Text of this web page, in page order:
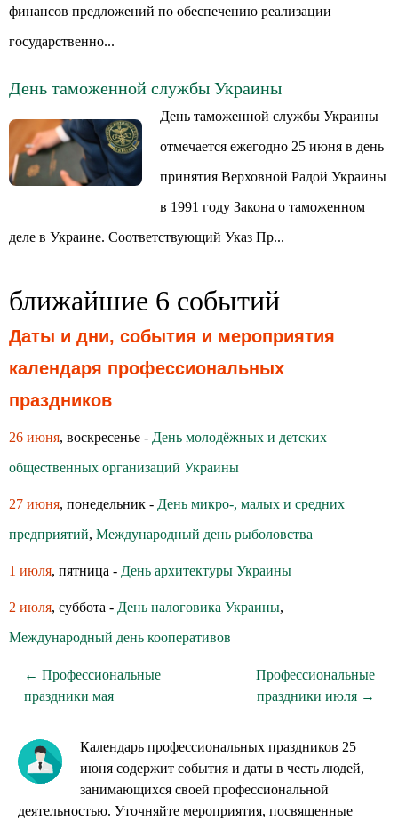
финансов предложений по обеспечению реализации
государственно...
День таможенной службы Украины
День таможенной службы Украины
отмечается ежегодно 25 июня в день
принятия Верховной Радой Украины
в 1991 году Закона о таможенном
деле в Украине. Соответствующий Указ Пр...
ближайшие 6 событий
Даты и дни, события и мероприятия
календаря профессиональных
праздников
26 июня, воскресенье - День молодёжных и детских
общественных организаций Украины
27 июня, понедельник - День микро-, малых и средних
предприятий, Международный день рыболовства
1 июля, пятница - День архитектуры Украины
2 июля, суббота - День налоговика Украины,
Международный день кооперативов
← Профессиональные
праздники мая
Профессиональные
праздники июля →
Календарь профессиональных праздников 25
июня содержит события и даты в честь людей,
занимающихся своей профессиональной
деятельностью. Уточняйте мероприятия, посвященные